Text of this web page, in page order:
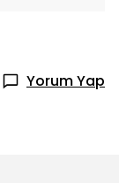
Yorum Yap